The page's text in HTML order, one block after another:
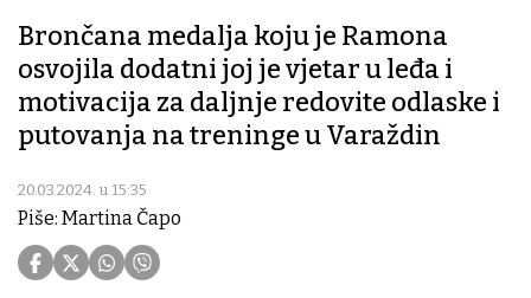
Brončana medalja koju je Ramona
osvojila dodatni joj je vjetar u leđa i
motivacija za daljnje redovite odlaske i
putovanja na treninge u Varaždin
20.03.2024. u 15:35
Piše: Martina Čapo